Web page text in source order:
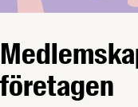
företagen